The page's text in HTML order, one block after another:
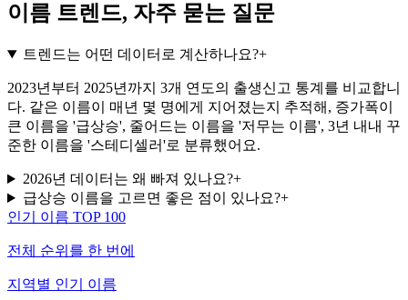
이름 트렌드, 자주 묻는 질문
트렌드는 어떤 데이터로 계산하나요?+
2023년부터 2025년까지 3개 연도의 출생신고 통계를 비교합니
다. 같은 이름이 매년 몇 명에게 지어졌는지 추적해, 증가폭이
큰 이름을 '급상승', 줄어드는 이름을 '저무는 이름', 3년 내내 꾸
준한 이름을 '스테디셀러'로 분류했어요.
2026년 데이터는 왜 빠져 있나요?+
급상승 이름을 고르면 좋은 점이 있나요?+
인기 이름 TOP 100
전체 순위를 한 번에
지역별 인기 이름